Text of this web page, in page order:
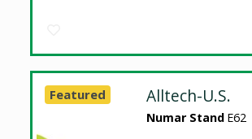
Alltech-U.S.
Numar Stand E62
Featured